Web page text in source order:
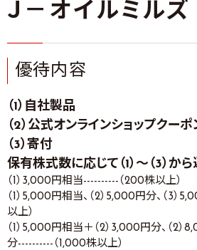
Ｊ－オイルミルズ
優待内容
（1）自社製品
（2）公式オンラインショップクーポ
（3）寄付
保有株式数に応じて（1）～（3）か
（1）3,000円相当----------（200株以上）
（1）5,000円相当、（2）5,000円分、（3
以上）
（1）5,000円相当＋（2）3,000円分、（2）
分----------（1,000株以上）